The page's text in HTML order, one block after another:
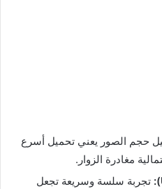
حجم الصور يعني تحميل أسرع
مغادرة الزوار.
تجربة سلسة وسريعة تجعل